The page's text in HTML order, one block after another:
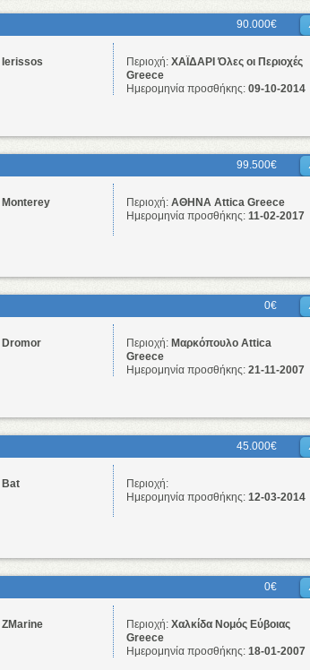
90.000€
Ierissos
Περιοχή: ΧΑΪΔΑΡΙ Όλες οι Περιοχές
Greece
Ημερομηνία προσθήκης: 09-10-2014
99.500€
Monterey
Περιοχή: ΑΘΗΝΑ Attica Greece
Ημερομηνία προσθήκης: 11-02-2017
0€
Dromor
Περιοχή: Μαρκόπουλο Attica
Greece
Ημερομηνία προσθήκης: 21-11-2007
45.000€
Bat
Περιοχή:
Ημερομηνία προσθήκης: 12-03-2014
0€
ZMarine
Περιοχή: Χαλκίδα Νομός Εύβοιας
Greece
Ημερομηνία προσθήκης: 18-01-2007